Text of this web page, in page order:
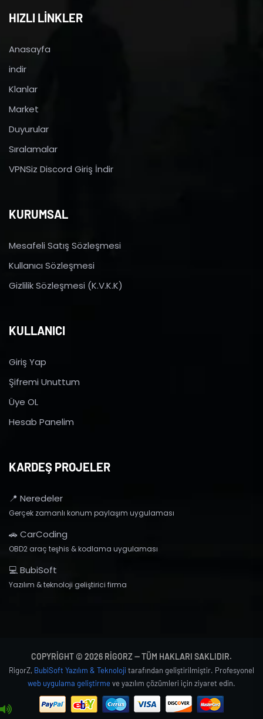
HIZLI LİNKLER
Anasayfa
indir
Klanlar
Market
Duyurular
Sıralamalar
VPNSiz Discord Giriş İndir
KURUMSAL
Mesafeli Satış Sözleşmesi
Kullanıcı Sözleşmesi
Gizlilik Sözleşmesi (K.V.K.K)
KULLANICI
Giriş Yap
Şifremi Unuttum
Üye OL
Hesab Panelim
KARDEŞ PROJELER
📍 Neredeler
Gerçek zamanlı konum paylaşım uygulaması
🚗 CarCoding
OBD2 araç teşhis & kodlama uygulaması
💻 BubiSoft
Yazılım & teknoloji geliştirici firma
COPYRIGHT © 2026 RIGORZ — TÜM HAKLARI SAKLIDIR.
RigorZ, BubiSoft Yazılım & Teknoloji tarafından geliştirilmiştir. Profesyonel
web uygulama geliştirmeve yazılım çözümleri için ziyaret edin.